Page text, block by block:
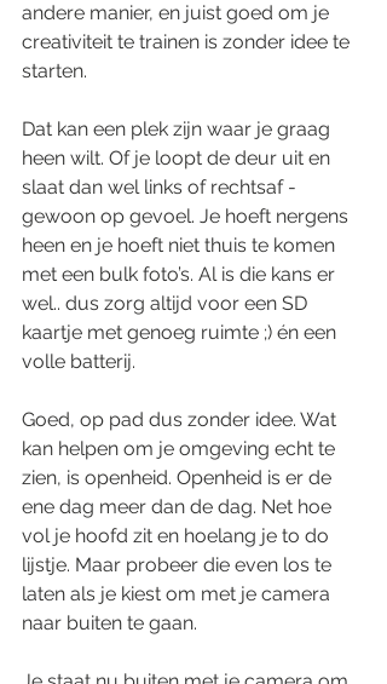
andere manier, en juist goed om je
creativiteit te trainen is zonder idee te
starten.
Dat kan een plek zijn waar je graag
heen wilt. Of je loopt de deur uit en
slaat dan wel links of rechtsaf -
gewoon op gevoel. Je hoeft nergens
heen en je hoeft niet thuis te komen
met een bulk foto’s. Al is die kans er
wel.. dus zorg altijd voor een SD
kaartje met genoeg ruimte ;) én een
volle batterij.
Goed, op pad dus zonder idee. Wat
kan helpen om je omgeving echt te
zien, is openheid. Openheid is er de
ene dag meer dan de dag. Net hoe
vol je hoofd zit en hoelang je to do
lijstje. Maar probeer die even los te
laten als je kiest om met je camera
naar buiten te gaan.